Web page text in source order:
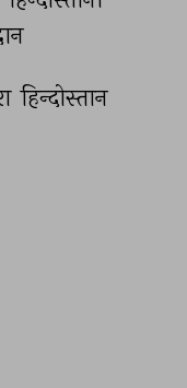
हिन्दोस्तान